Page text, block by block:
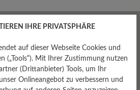
IHRE PRIVATSPHÄRE
auf dieser Webseite Cookies und
(„Tools“). Mit Ihrer Zustimmung nutzen
(Drittanbieter) Tools, um Ihr
Onlineangebot zu verbessern und